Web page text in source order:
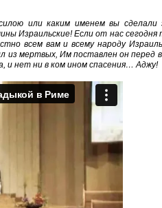
или каким именем вы
Израильские! Если от нас
всем вам и всему народу
из мертвых, Им поставлен он перед
и нет ни в ком ином спасения… Аджу!